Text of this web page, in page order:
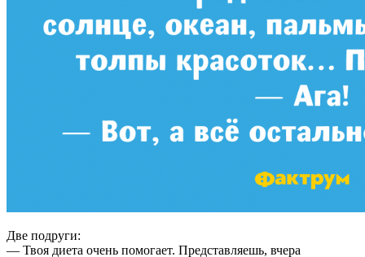
Две подруги:
— Твоя диета очень помогает. Представляешь, вчера